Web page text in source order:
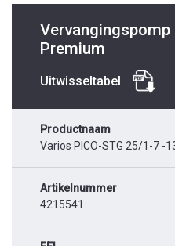
Premium
Uitwisseltabel
Productnaam
Varios PICO-STG 25/1-7 -
Artikelnummer
4215541